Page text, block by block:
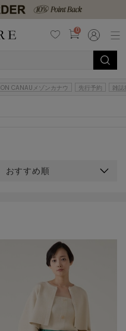
0
CANAUメゾンカナウ 先行予約 雑誌
おすすめ順